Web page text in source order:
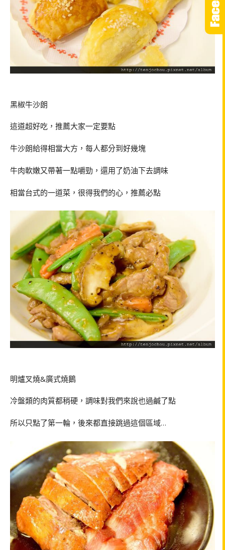
黑椒牛沙朗
這道超好吃，推薦大家一定要點
牛沙朗給得相當大方，每人都分到好幾塊
牛肉軟嫩又帶著一點嚼勁，還用了奶油下去調味
相當台式的一道菜，很得我們的心，推薦必點
明爐叉燒&廣式燒鵝
冷盤類的肉質都稍硬，調味對我們來說也過鹹了點
所以只點了第一輪，後來都直接跳過這個區域…